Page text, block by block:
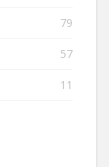
79
57
11